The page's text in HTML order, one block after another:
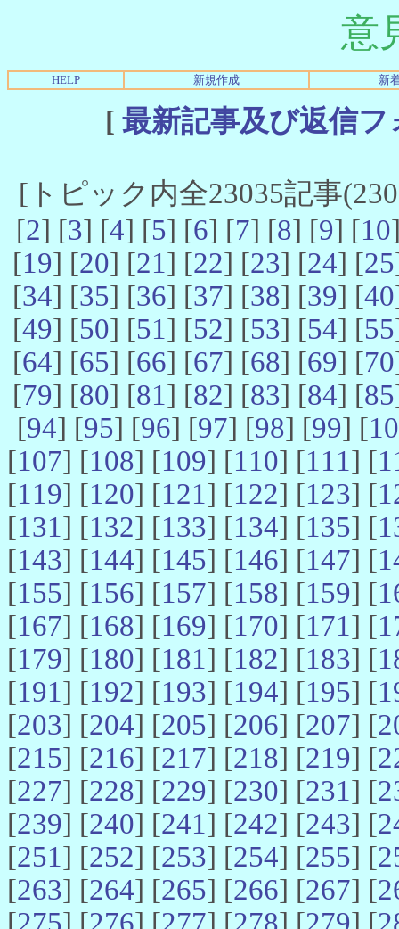
意
HELP 新規作成 新
[ 最新記事及び返信
[トピック内全23035記事
[2] [3] [4] [5] [6] [7] [8] [9] [10
[19] [20] [21] [22] [23] [24] [25
[34] [35] [36] [37] [38] [39] [40
[49] [50] [51] [52] [53] [54] [55
[64] [65] [66] [67] [68] [69] [70
[79] [80] [81] [82] [83] [84] [85
[94] [95] [96] [97] [98] [99] [
[107] [108] [109] [110] [111] [
[119] [120] [121] [122] [123] [
[131] [132] [133] [134] [135] [
[143] [144] [145] [146] [147] [
[155] [156] [157] [158] [159] [
[167] [168] [169] [170] [171] [
[179] [180] [181] [182] [183] [
[191] [192] [193] [194] [195] [
[203] [204] [205] [206] [207] [
[215] [216] [217] [218] [219] [
[227] [228] [229] [230] [231] [
[239] [240] [241] [242] [243] [
[251] [252] [253] [254] [255] [
[263] [264] [265] [266] [267] [
[275] [276] [277] [278] [279] [